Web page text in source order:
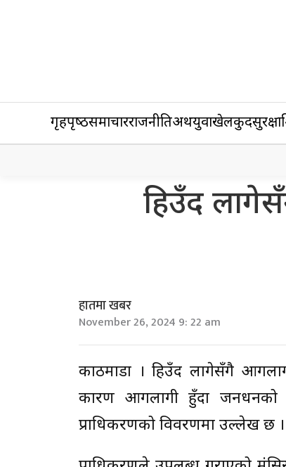
गृहपृष्‍ठसमाचारराजनीतिअर्थयुवाखेलकुदसुरक्षा
हिउँद
हातमा खबर
November 26, 2024 9: 22 am
काठमाडौं । हिउँद लागेसँगै
कारण आगलागी हुँदा जनधनको
प्राधिकरणको विवरणमा उल्लेख छ ।